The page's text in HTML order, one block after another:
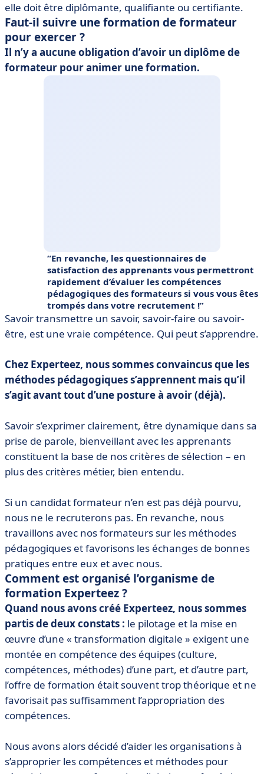
elle doit être diplômante, qualifiante ou certifiante.
Faut-il suivre une formation de formateur
pour exercer ?
Il n’y a aucune obligation d’avoir un diplôme de
formateur pour animer une formation.
En revanche, les questionnaires de
satisfaction des apprenants vous permettront
rapidement d’évaluer les compétences
pédagogiques des formateurs si vous vous êtes
trompés dans votre recrutement !
Savoir transmettre un savoir, savoir-faire ou savoir-
être, est une vraie compétence. Qui peut s’apprendre.
Chez Experteez, nous sommes convaincus que les
méthodes pédagogiques s’apprennent mais qu’il
s’agit avant tout d’une posture à avoir (déjà).
Savoir s’exprimer clairement, être dynamique dans sa
prise de parole, bienveillant avec les apprenants
constituent la base de nos critères de sélection – en
plus des critères métier, bien entendu.
Si un candidat formateur n’en est pas déjà pourvu,
nous ne le recruterons pas. En revanche, nous
travaillons avec nos formateurs sur les méthodes
pédagogiques et favorisons les échanges de bonnes
pratiques entre eux et avec nous.
Comment est organisé l’organisme de
formation Experteez ?
Quand nous avons créé Experteez, nous sommes
partis de deux constats : le pilotage et la mise en
œuvre d’une « transformation digitale » exigent une
montée en compétence des équipes (culture,
compétences, méthodes) d’une part, et d’autre part,
l’offre de formation était souvent trop théorique et ne
favorisait pas suffisamment l’appropriation des
compétences.
Nous avons alors décidé d’aider les organisations à
s’approprier les compétences et méthodes pour